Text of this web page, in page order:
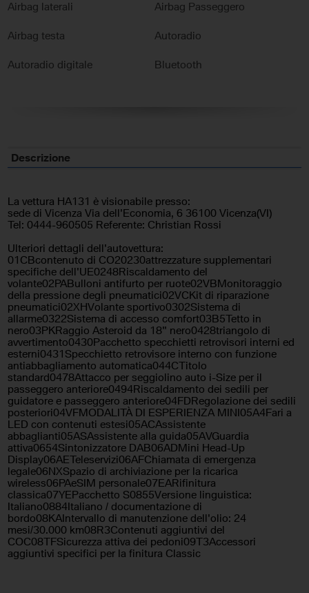
Airbag laterali Airbag Passeggero
Airbag testa Autoradio
Autoradio digitale Bluetooth
Controllo trazione
Frenata d'emergenza assistita Immobilizzatore elettronico
Riconoscimento dei segnali
stradali
Sensore di pioggia
Sensori di parcheggio
posteriori
Servosterzo
Sistema di navigazione Specchietti laterali elettrici
Telecamera per parcheggio
assistito
Descrizione
La vettura HA131 è visionabile presso:
sede di Vicenza Via dell'Economia, 6 36100 Vicenza(VI)
Tel: 0444-960505 Referente: Christian Rossi
Ulteriori dettagli dell'autovettura:
01CBcontenuto di CO20230attrezzature supplementari
specifiche dell'UE0248Riscaldamento del
volante02PABulloni antifurto per ruote02VBMonitoraggio
della pressione degli pneumatici02VCKit di riparazione
pneumatici02XHVolante sportivo0302Sistema di
allarme0322Sistema di accesso comfort03B5Tetto in
nero03PKRaggio Asteroid da 18" nero0428triangolo di
avvertimento0430Pacchetto specchietti retrovisori interni ed
esterni0431Specchietto retrovisore interno con funzione
antiabbagliamento automatica044CTitolo
standard0478Attacco per seggiolino auto i-Size per il
passeggero anteriore0494Riscaldamento dei sedili per
guidatore e passeggero anteriore04FDRegolazione dei sedili
posteriori04VFMODALITÀ DI ESPERIENZA MINI05A4Fari a
LED con contenuti estesi05ACAssistente
abbaglianti05ASAssistente alla guida05AVGuardia
attiva0654Sintonizzatore DAB06ADMini Head-Up
Display06AETeleservizi06AFChiamata di emergenza
legale06NXSpazio di archiviazione per la ricarica
wireless06PAeSIM personale07EARifinitura
classica07YEPacchetto S0855Versione linguistica:
Italiano0884Italiano / documentazione di
bordo08KAIntervallo di manutenzione dell'olio: 24
mesi/30.000 km08R3Contenuti aggiuntivi del
COC08TFSicurezza attiva dei pedoni09T3Accessori
aggiuntivi specifici per la finitura Classic